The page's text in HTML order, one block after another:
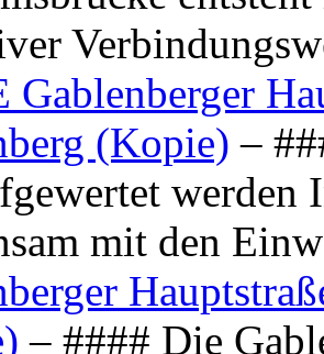
Gablenberger
(Kopie) –
werden
mit den
– #### Die